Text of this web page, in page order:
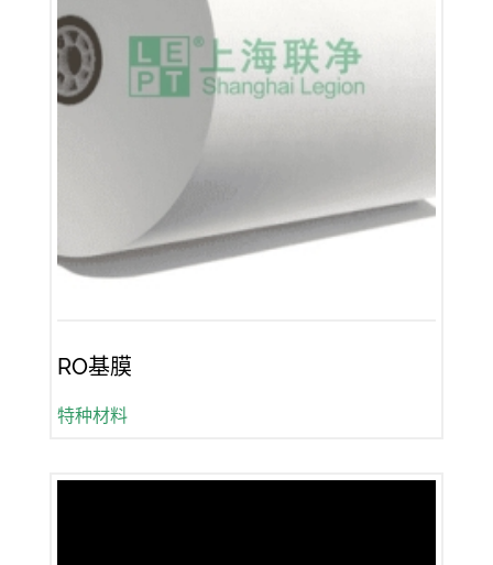
RO基膜
特种材料